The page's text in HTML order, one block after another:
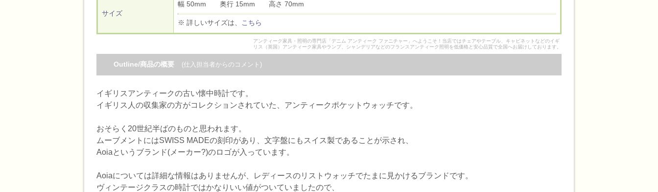
サイズ
幅 50mm 奥行 15mm 高さ 70mm
※ 詳しいサイズは、 こちら
アンティーク家具・照明の専門店「デニム アンティーク ファニチャー」へようこそ！当店ではチェアやテーブル、キャビネットなどのイギ
リス（英国）アンティーク家具やランプ、シャンデリアなどのフランスアンティーク照明を低価格と安心品質で全国へお届けしております。
Outline/商品の概要 (仕入担当者からのコメント)
イギリスアンティークの古い懐中時計です。
イギリス人の収集家の方がコレクションされていた、アンティークポケットウォッチです。
おそらく20世紀半ばのものと思われます。
ムーブメントにはSWISS MADEの刻印があり、文字盤にもスイス製であることが示され、
Aoiaというブランド(メーカー?)のロゴが入っています。
Aoiaについては詳細な情報はありませんが、レディースのリストウォッチでたまに見かけるブランドです。
ヴィンテージクラスの時計ではかなりいい値がついていましたので、